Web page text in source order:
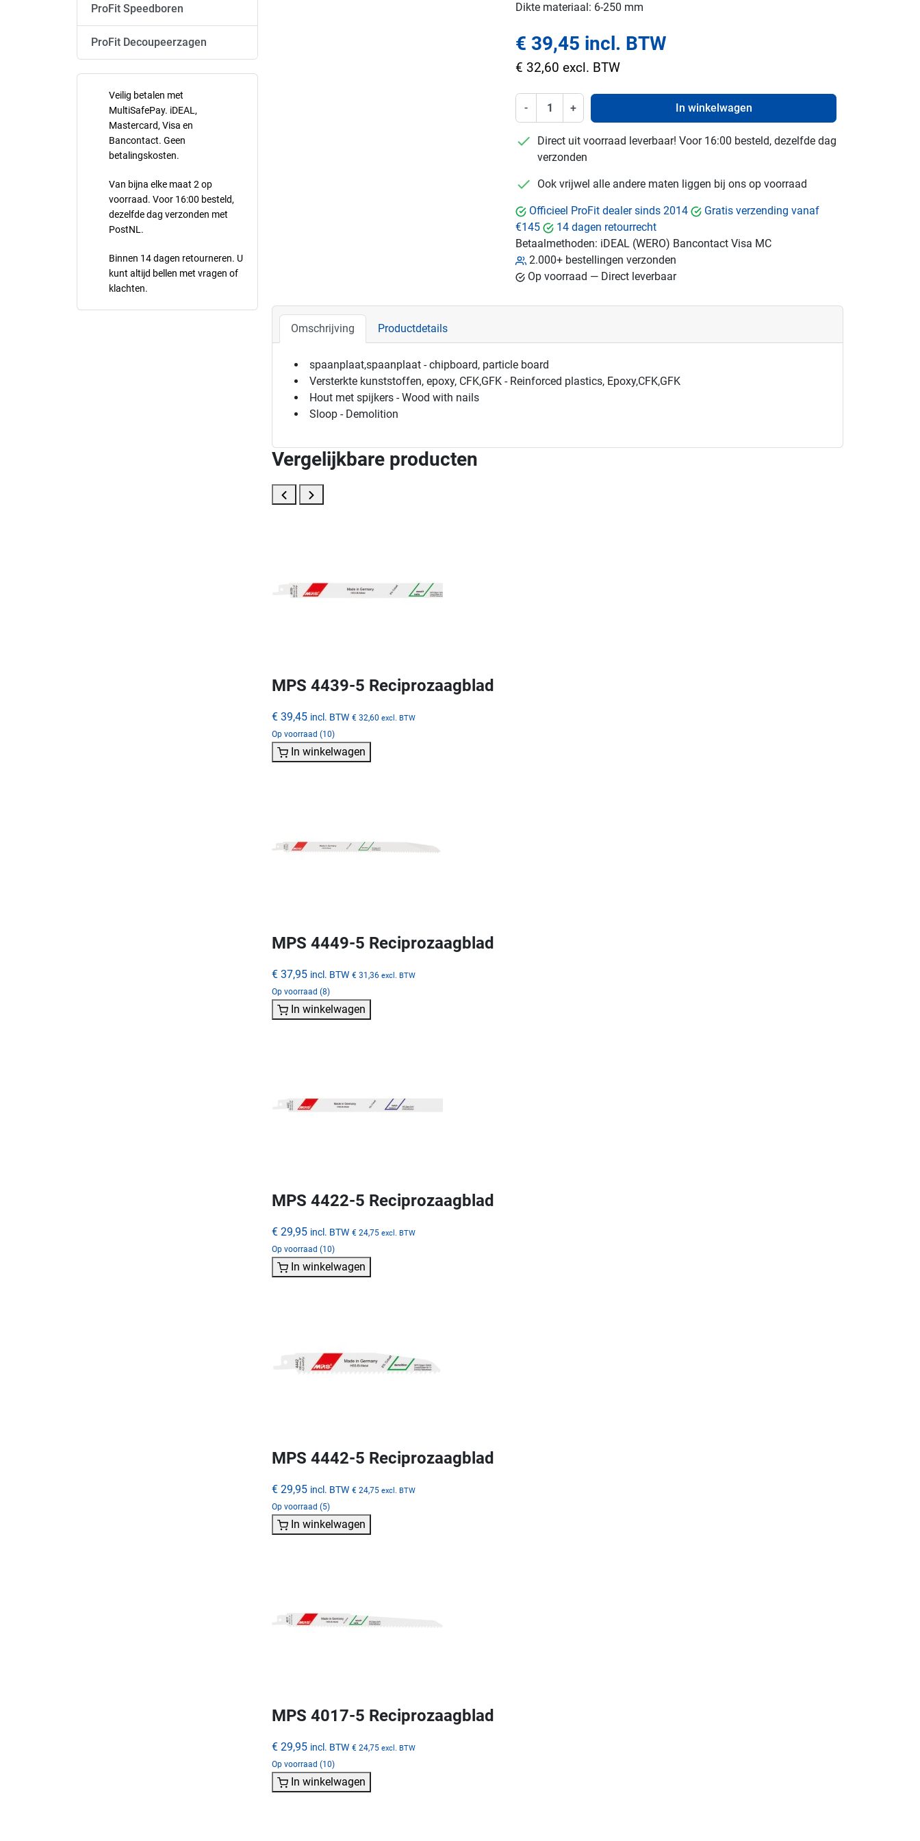
ProFit Speedboren
ProFit Decoupeerzagen
Veilig betalen met
MultiSafePay. iDEAL,
Mastercard, Visa en
Bancontact. Geen
betalingskosten.
Van bijna elke maat 2 op
voorraad. Voor 16:00 besteld,
dezelfde dag verzonden met
PostNL.
Binnen 14 dagen retourneren. U
kunt altijd bellen met vragen of
klachten.
Dikte materiaal: 6-250 mm
€ 39,45 incl. BTW
€ 32,60 excl. BTW
- + In winkelwagen
checkmark
Direct uit voorraad leverbaar! Voor 16:00 besteld, dezelfde dag
verzonden
checkmark
Ook vrijwel alle andere maten liggen bij ons op voorraad
Officieel ProFit dealer sinds 2014
Gratis verzending vanaf
€145
14 dagen retourrecht
Betaalmethoden: iDEAL (WERO) Bancontact Visa MC
2.000+ bestellingen verzonden
Op voorraad — Direct leverbaar
Omschrijving Productdetails
spaanplaat,spaanplaat - chipboard, particle board
Versterkte kunststoffen, epoxy, CFK,GFK - Reinforced plastics, Epoxy,CFK,GFK
Hout met spijkers - Wood with nails
Sloop - Demolition
Vergelijkbare producten
MPS 4439-5 Reciprozaagblad
€ 39,45 incl. BTW € 32,60 excl. BTW
Op voorraad (10)
In winkelwagen
MPS 4449-5 Reciprozaagblad
€ 37,95 incl. BTW € 31,36 excl. BTW
Op voorraad (8)
In winkelwagen
MPS 4422-5 Reciprozaagblad
€ 29,95 incl. BTW € 24,75 excl. BTW
Op voorraad (10)
In winkelwagen
MPS 4442-5 Reciprozaagblad
€ 29,95 incl. BTW € 24,75 excl. BTW
Op voorraad (5)
In winkelwagen
MPS 4017-5 Reciprozaagblad
€ 29,95 incl. BTW € 24,75 excl. BTW
Op voorraad (10)
In winkelwagen